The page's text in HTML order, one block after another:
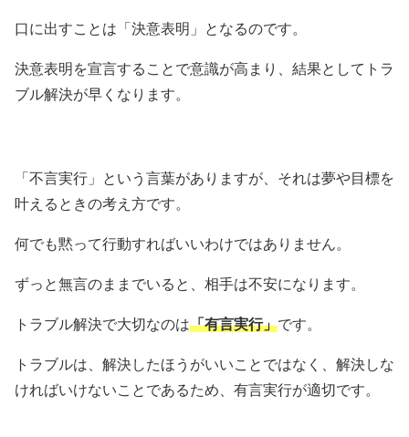
口に出すことは「決意表明」となるのです。
決意表明を宣言することで意識が高まり、結果としてトラ
ブル解決が早くなります。
「不言実行」という言葉がありますが、それは夢や目標を
叶えるときの考え方です。
何でも黙って行動すればいいわけではありません。
ずっと無言のままでいると、相手は不安になります。
トラブル解決で大切なのは「有言実行」です。
トラブルは、解決したほうがいいことではなく、解決しな
ければいけないことであるため、有言実行が適切です。